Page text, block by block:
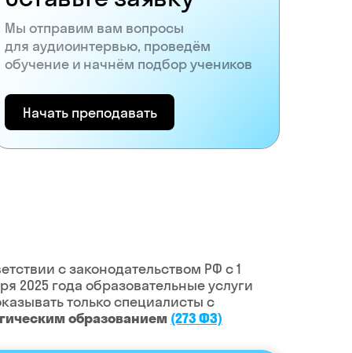
Мы отправим вам вопросы
для аудиоинтервью, проведём
обучение и начнём подбор учеников
Начать преподавать
с законодательством РФ c 1
2025 года образовательные услуги
только специалисты с
образованием (273 ФЗ)